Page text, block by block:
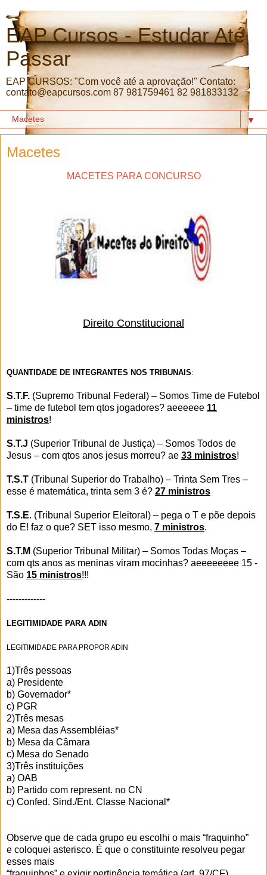
EAP Cursos - Estudar Até
Passar
EAP CURSOS: "Com você até a aprovação!" Contato:
contato@eapcursos.com 87 981759461 82 981833132
▼
Macetes
MACETES PARA CONCURSO
Direito Constitucional
QUANTIDADE DE INTEGRANTES NOS TRIBUNAIS:
S.T.F. (Supremo Tribunal Federal) – Somos Time de Futebol
– time de futebol tem qtos jogadores? aeeeeee 11
ministros!
S.T.J (Superior Tribunal de Justiça) – Somos Todos de
Jesus – com qtos anos jesus morreu? ae 33 ministros!
T.S.T (Tribunal Superior do Trabalho) – Trinta Sem Tres –
esse é matemática, trinta sem 3 é? 27 ministros
T.S.E. (Tribunal Superior Eleitoral) – pega o T e põe depois
do E! faz o que? SET isso mesmo, 7 ministros.
S.T.M (Superior Tribunal Militar) – Somos Todas Moças –
com qts anos as meninas viram mocinhas? aeeeeeeee 15 -
São 15 ministros!!!
-------------
LEGITIMIDADE PARA ADIN
LEGITIMIDADE PARA PROPOR ADIN
1)Três pessoas
a) Presidente
b) Governador*
c) PGR
2)Três mesas
a) Mesa das Assembléias*
b) Mesa da Câmara
c) Mesa do Senado
3)Três instituições
a) OAB
b) Partido com represent. no CN
c) Confed. Sind./Ent. Classe Nacional*
Observe que de cada grupo eu escolhi o mais “fraquinho”
e coloquei asterisco. É que o constituinte resolveu pegar
esses mais